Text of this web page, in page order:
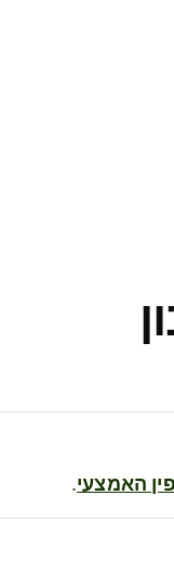
האמצעי.